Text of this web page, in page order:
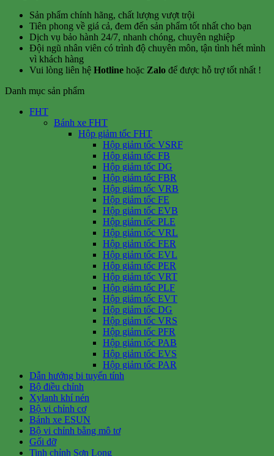
Sản phẩm chính hãng, chất lượng vượt trội
Tiên phong về giá cả, đem đến sản phẩm tốt nhất cho bạn
Dịch vụ bảo hành 24/7, nhanh chóng, chuyên nghiệp
Đội ngũ nhân viên có trình độ chuyên môn, tận tình hết mình
vì khách hàng
Vui lòng liên hệ Hotline hoặc Zalo để được hỗ trợ tốt nhất !
Danh mục sản phẩm
FHT
Bánh xe FHT
Hộp giảm tốc FHT
Hộp giảm tốc VSRF
Hộp giảm tốc FB
Hộp giảm tốc DG
Hộp giảm tốc FBR
Hộp giảm tốc VRB
Hộp giảm tốc FE
Hộp giảm tốc EVB
Hộp giảm tốc PLE
Hộp giảm tốc VRL
Hộp giảm tốc FER
Hộp giảm tốc EVL
Hộp giảm tốc PER
Hộp giảm tốc VRT
Hộp giảm tốc PLF
Hộp giảm tốc EVT
Hộp giảm tốc DG
Hộp giảm tốc VRS
Hộp giảm tốc PFR
Hộp giảm tốc PAB
Hộp giảm tốc EVS
Hộp giảm tốc PAR
Dẫn hướng bi tuyến tính
Bộ điều chỉnh
Xylanh khí nén
Bộ vi chỉnh cơ
Bánh xe ESUN
Bộ vi chỉnh bằng mô tơ
Gối đỡ
Tinh chỉnh Sơn Long